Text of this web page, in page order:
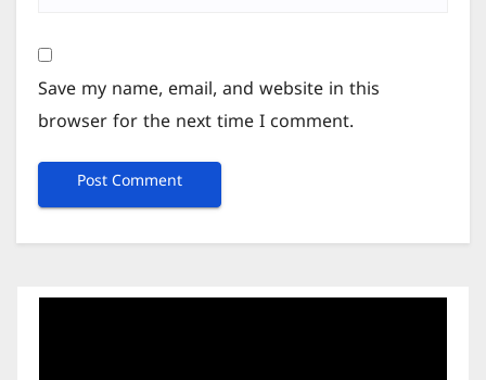
Save my name, email, and website in this
browser for the next time I comment.